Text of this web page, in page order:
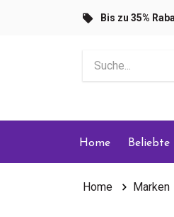
Bis zu 35%
Home Beliebte
Home Marken